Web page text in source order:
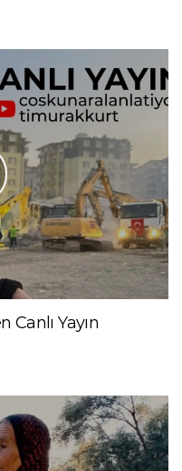
Canlı Yayın